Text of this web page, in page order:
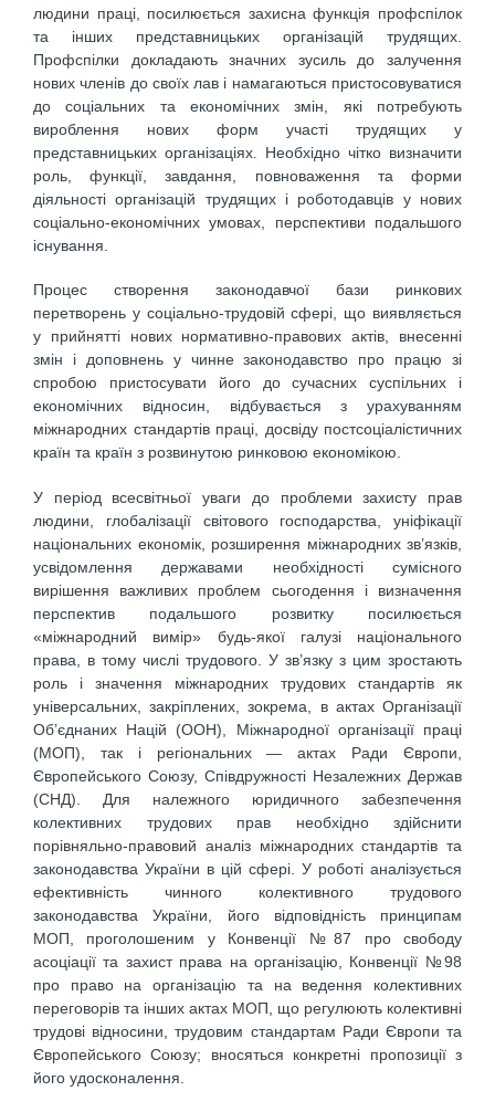
людини праці, посилюється захисна функція профспілок
та інших представницьких організацій трудящих.
Профспілки докладають значних зусиль до залучення
нових членів до своїх лав і намагаються пристосовуватися
до соціальних та економічних змін, які потребують
вироблення нових форм участі трудящих у
представницьких організаціях. Необхідно чітко визначити
роль, функції, завдання, повноваження та форми
діяльності організацій трудящих і роботодавців у нових
соціально-економічних умовах, перспективи подальшого
існування.
Процес створення законодавчої бази ринкових
перетворень у соціально-трудовій сфері, що виявляється
у прийнятті нових нормативно-правових актів, внесенні
змін і доповнень у чинне законодавство про працю зі
спробою пристосувати його до сучасних суспільних і
економічних відносин, відбувається з урахуванням
міжнародних стандартів праці, досвіду постсоціалістичних
країн та країн з розвинутою ринковою економікою.
У період всесвітньої уваги до проблеми захисту прав
людини, глобалізації світового господарства, уніфікації
національних економік, розширення міжнародних зв’язків,
усвідомлення державами необхідності сумісного
вирішення важливих проблем сьогодення і визначення
перспектив подальшого розвитку посилюється
«міжнародний вимір» будь-якої галузі національного
права, в тому числі трудового. У зв’язку з цим зростають
роль і значення міжнародних трудових стандартів як
універсальних, закріплених, зокрема, в актах Організації
Об’єднаних Націй (ООН), Міжнародної організації праці
(МОП), так і регіональних — актах Ради Європи,
Європейського Союзу, Співдружності Незалежних Держав
(СНД). Для належного юридичного забезпечення
колективних трудових прав необхідно здійснити
порівняльно-правовий аналіз міжнародних стандартів та
законодавства України в цій сфері. У роботі аналізується
ефективність чинного колективного трудового
законодавства України, його відповідність принципам
МОП, проголошеним у Конвенції №87 про свободу
асоціації та захист права на організацію, Конвенції №98
про право на організацію та на ведення колективних
переговорів та інших актах МОП, що регулюють колективні
трудові відносини, трудовим стандартам Ради Європи та
Європейського Союзу; вносяться конкретні пропозиції з
його удосконалення.